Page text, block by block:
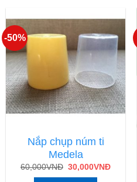
-50%
Nắp chụp núm ti
Medela
60,000VNĐ 30,000VNĐ